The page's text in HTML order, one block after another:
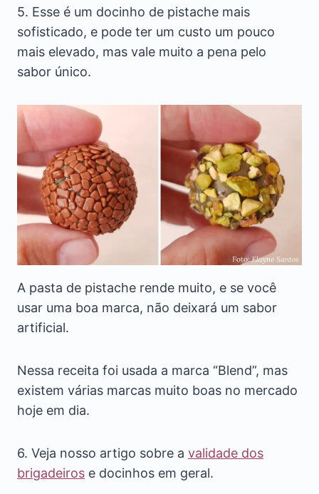
5. Esse é um docinho de pistache mais
sofisticado, e pode ter um custo um pouco
mais elevado, mas vale muito a pena pelo
sabor único.
A pasta de pistache rende muito, e se você
usar uma boa marca, não deixará um sabor
artificial.
Nessa receita foi usada a marca “Blend”, mas
existem várias marcas muito boas no mercado
hoje em dia.
6. Veja nosso artigo sobre a validade dos
brigadeiros e docinhos em geral.